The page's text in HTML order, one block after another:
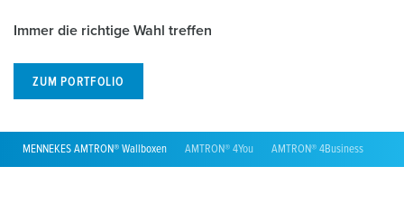
Immer die richtige Wahl treffen
ZUM PORTFOLIO
MENNEKES AMTRON® Wallboxen AMTRON® 4You AMTRON® 4Business